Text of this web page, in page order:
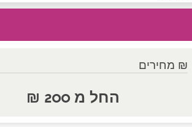
₪ מחירים
החל מ 200 ₪